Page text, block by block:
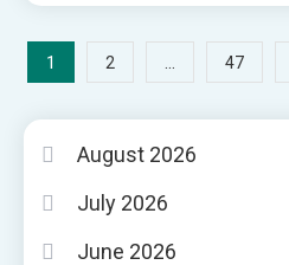
Posts
pagination
1 2 … 47
August 2026
July 2026
June 2026